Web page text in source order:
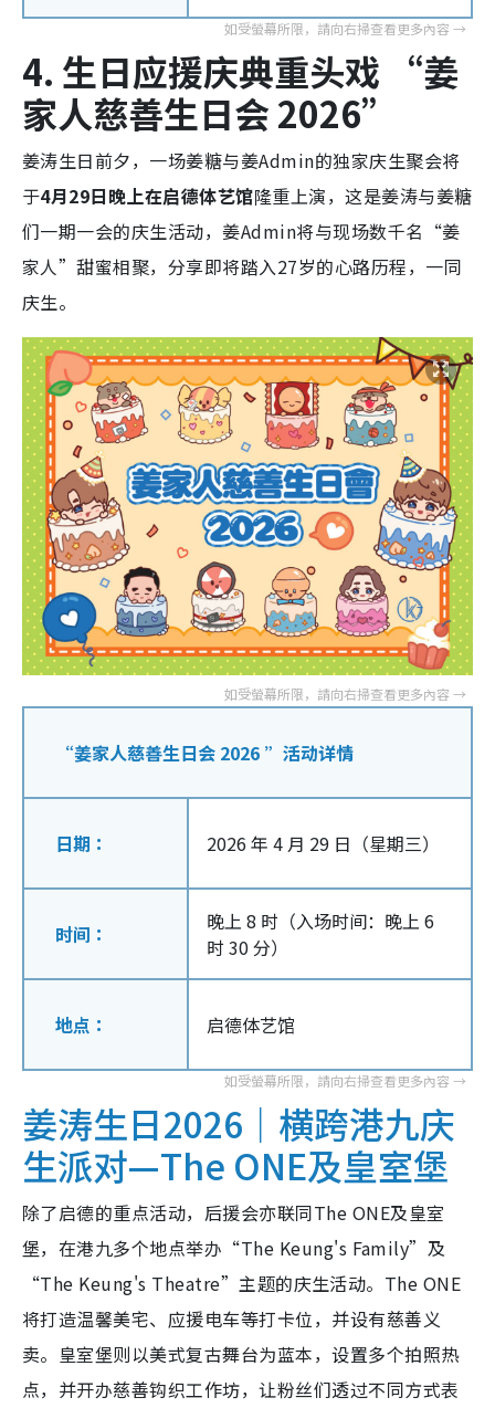
4. 生日应援庆典重头戏 “姜
家人慈善生日会 2026”
姜涛生日前夕，一场姜糖与姜Admin的独家庆生聚会将
于4月29日晚上在启德体艺馆隆重上演，这是姜涛与姜糖
们一期一会的庆生活动，姜Admin将与现场数千名“姜
家人”甜蜜相聚，分享即将踏入27岁的心路历程，一同
庆生。
“姜家人慈善生日会 2026 ”活动详情
日期： 2026 年 4 月 29 日（星期三）
时间：
晚上 8 时（入场时间：晚上 6
时 30 分）
地点： 启德体艺馆
姜涛生日2026｜横跨港九庆
生派对—The ONE及皇室堡
除了启德的重点活动，后援会亦联同The ONE及皇室
堡，在港九多个地点举办“The Keung's Family”及
“The Keung's Theatre”主题的庆生活动。The ONE
将打造温馨美宅、应援电车等打卡位，并设有慈善义
卖。皇室堡则以美式复古舞台为蓝本，设置多个拍照热
点，并开办慈善钩织工作坊，让粉丝们透过不同方式表